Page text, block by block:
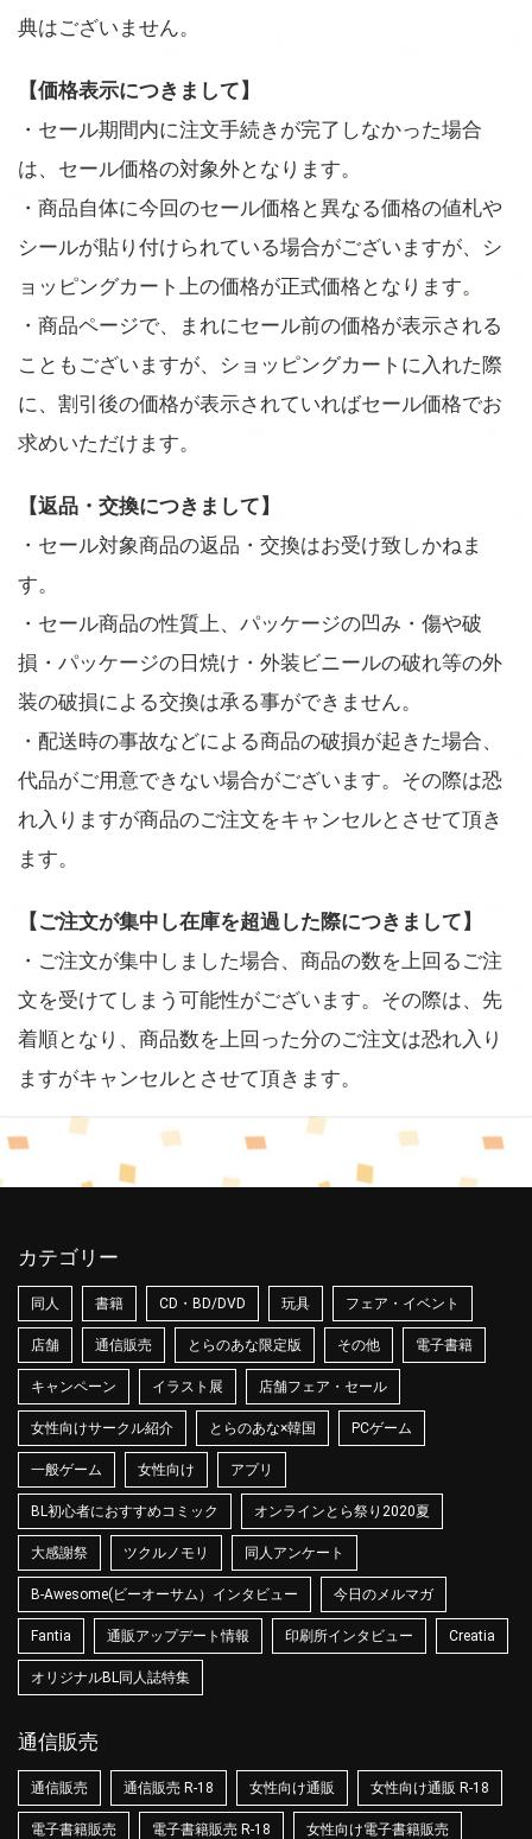
典はございません。
【価格表示につきまして】
・セール期間内に注文手続きが完了しなかった場合
は、セール価格の対象外となります。
・商品自体に今回のセール価格と異なる価格の値札や
シールが貼り付けられている場合がございますが、シ
ョッピングカート上の価格が正式価格となります。
・商品ページで、まれにセール前の価格が表示される
こともございますが、ショッピングカートに入れた際
に、割引後の価格が表示されていればセール価格でお
求めいただけます。
【返品・交換につきまして】
・セール対象商品の返品・交換はお受け致しかねま
す。
・セール商品の性質上、パッケージの凹み・傷や破
損・パッケージの日焼け・外装ビニールの破れ等の外
装の破損による交換は承る事ができません。
・配送時の事故などによる商品の破損が起きた場合、
代品がご用意できない場合がございます。その際は恐
れ入りますが商品のご注文をキャンセルとさせて頂き
ます。
【ご注文が集中し在庫を超過した際につきまして】
・ご注文が集中しました場合、商品の数を上回るご注
文を受けてしまう可能性がございます。その際は、先
着順となり、商品数を上回った分のご注文は恐れ入り
ますがキャンセルとさせて頂きます。
カテゴリー
同人 書籍 CD・BD/DVD 玩具 フェア・イベント
店舗 通信販売 とらのあな限定版 その他 電子書籍
キャンペーン イラスト展 店舗フェア・セール
女性向けサークル紹介 とらのあな×韓国 PCゲーム
一般ゲーム 女性向け アプリ
BL初心者におすすめコミック オンラインとら祭り2020夏
大感謝祭 ツクルノモリ 同人アンケート
B-Awesome(ビーオーサム）インタビュー 今日のメルマガ
Fantia 通販アップデート情報 印刷所インタビュー Creatia
オリジナルBL同人誌特集
通信販売
通信販売 通信販売 R-18 女性向け通販 女性向け通販 R-18
電子書籍販売 電子書籍販売 R-18 女性向け電子書籍販売